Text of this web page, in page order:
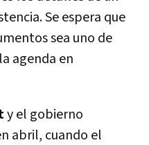
Se espera que
sea uno de
agenda en
y el gobierno
abril, cuando el